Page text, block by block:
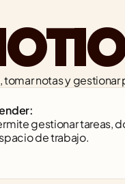
tomar notas y
gestionar tareas,
de trabajo.